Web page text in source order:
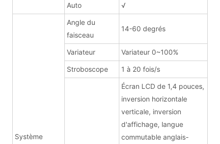
Auto √
Système
Angle du
faisceau
14-60 degrés
Variateur Variateur 0~100%
Stroboscope 1 à 20 fois/s
Écran LCD de 1,4 pouces,
inversion horizontale
verticale, inversion
d'affichage, langue
commutable anglais-